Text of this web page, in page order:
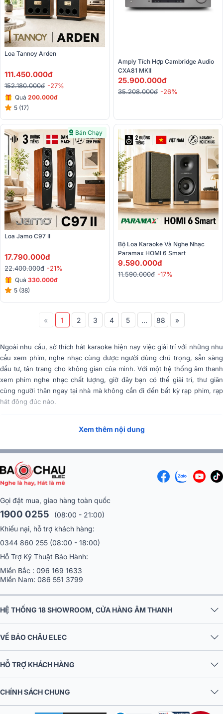
Loa Tannoy Arden
111.450.000đ
152.180.000đ -27%
Quà 200.000đ
5 (17)
Amply Tích Hợp Cambridge Audio
25.900.000đ
35.208.000đ -26%
Bán Chạy
Loa Jamo C97 II
17.790.000đ
22.400.000đ -21%
Quà 330.000đ
5 (38)
Bộ Loa Karaoke Và Nghe Nhạc
9.590.000đ
11.590.000đ -17%
« 1 2 3 4 5 ... 88 »
Ngoài nhu cầu, sở thích hát karaoke hiện nay việc giải trí với những nhu
cầu xem phim, nghe nhạc cùng được người dùng chú trọng, sẵn sàng
đầu tư, tân trang cho không gian của mình. Với một hệ thống âm thanh
xem phim nghe nhạc chất lượng, giờ đây bạn có thể giải trí, thư giãn
cùng người thân ngay tại nhà mà không cần đi đến bất kỳ rạp phim, rạp
hát đông đúc nào.
(Mở rộng)
Thế nào là hệ thống âm thanh nghe nhạc,
xem phim
Hệ thống âm thanh nghe nhạc, xem phim là hệ thống các thiết bị âm
thanh được phối ghép, kết hợp với nhau tái hiện, trình diễn âm thanh
chân thực nhất của những bản nhạc, ca khúc, bộ phim...Môt bộ dàn âm
Xem thêm nội dung
Gọi đặt mua, giao hàng toàn quốc
1900 0255
(08:00 - 21:00)
Khiếu nại, hỗ trợ khách hàng:
0344 860 255 (08:00 - 18:00)
Hỗ Trợ Kỹ Thuật Bảo Hành:
Miền Bắc : 096 169 1633
Miền Nam: 086 551 3799
HỆ THỐNG 18 SHOWROOM, CỬA HÀNG ÂM THANH
VỀ BẢO CHÂU ELEC
HỖ TRỢ KHÁCH HÀNG
CHÍNH SÁCH CHUNG